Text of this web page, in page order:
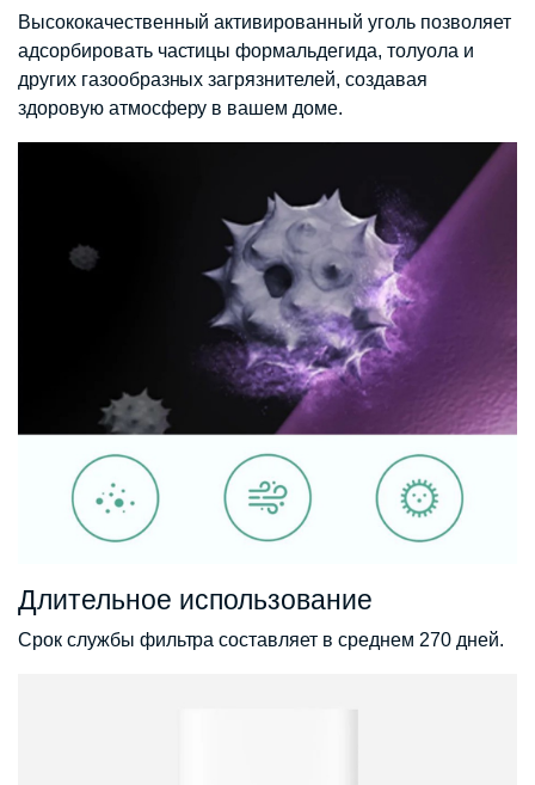
Высококачественный активированный уголь позволяет
адсорбировать частицы формальдегида, толуола и
других газообразных загрязнителей, создавая
здоровую атмосферу в вашем доме.
Длительное использование
Срок службы фильтра составляет в среднем 270 дней.